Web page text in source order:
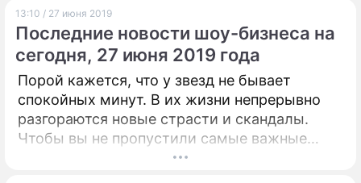
13:10 / 27 июня 2019
Последние новости шоу-бизнеса на
сегодня, 27 июня 2019 года
Порой кажется, что у звезд не бывает
спокойных минут. В их жизни непрерывно
разгораются новые страсти и скандалы.
Чтобы вы не пропустили самые важные
сплетни и слухи из мира знаменитостей,